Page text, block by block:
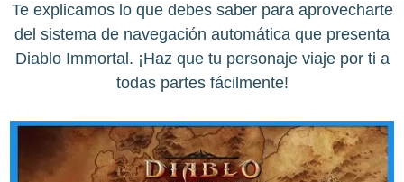
Te explicamos lo que debes saber para aprovecharte
del sistema de navegación automática que presenta
Diablo Immortal. ¡Haz que tu personaje viaje por ti a
todas partes fácilmente!